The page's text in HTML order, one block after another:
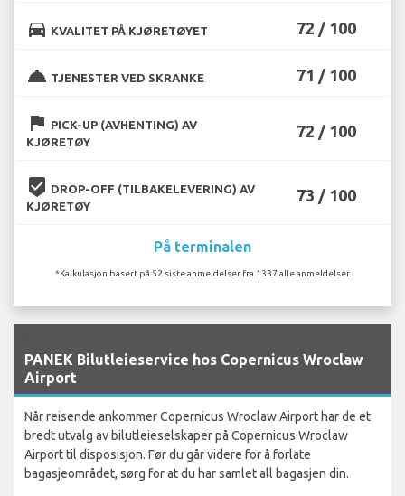
directions_car KVALITET PÅ KJØRETØYET 72 / 100
room_service TJENESTER VED SKRANKE 71 / 100
flag PICK-UP (AVHENTING) AV
KJØRETØY
72 / 100
beenhere DROP-OFF (TILBAKELEVERING) AV
KJØRETØY
73 / 100
På terminalen
*Kalkulasjon basert på 52 siste anmeldelser fra 1337 alle anmeldelser.
PANEK Bilutleieservice hos Copernicus Wroclaw
Airport
Når reisende ankommer Copernicus Wroclaw Airport har de et
bredt utvalg av bilutleieselskaper på Copernicus Wroclaw
Airport til disposisjon. Før du går videre for å forlate
bagasjeområdet, sørg for at du har samlet all bagasjen din.